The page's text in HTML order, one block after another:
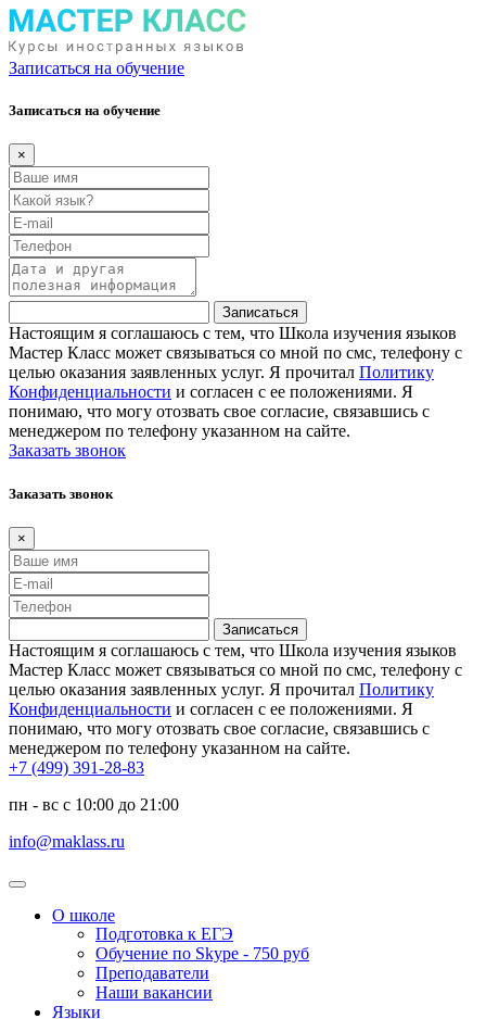
Записаться на обучение
Записаться на обучение
×
Записаться
Настоящим я соглашаюсь с тем, что Школа изучения языков
Мастер Класс может связываться со мной по смс, телефону с
целью оказания заявленных услуг. Я прочитал Политику
Конфиденциальности и согласен с ее положениями. Я
понимаю, что могу отозвать свое согласие, связавшись с
менеджером по телефону указанном на сайте.
Заказать звонок
Заказать звонок
×
Записаться
Настоящим я соглашаюсь с тем, что Школа изучения языков
Мастер Класс может связываться со мной по смс, телефону с
целью оказания заявленных услуг. Я прочитал Политику
Конфиденциальности и согласен с ее положениями. Я
понимаю, что могу отозвать свое согласие, связавшись с
менеджером по телефону указанном на сайте.
+7 (499) 391-28-83
пн - вс с 10:00 до 21:00
info@maklass.ru
О школе
Подготовка к ЕГЭ
Обучение по Skype - 750 руб
Преподаватели
Наши вакансии
Языки